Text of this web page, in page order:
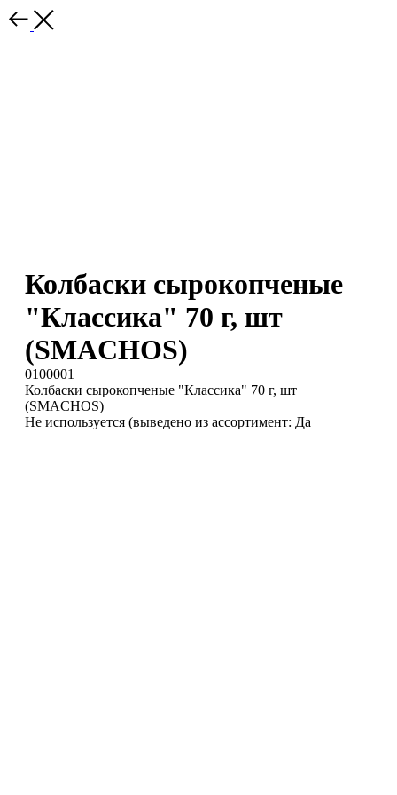
Колбаски сырокопченые
"Классика" 70 г, шт
(SMACHOS)
0100001
Колбаски сырокопченые "Классика" 70 г, шт
(SMACHOS)
Не используется (выведено из ассортимент: Да